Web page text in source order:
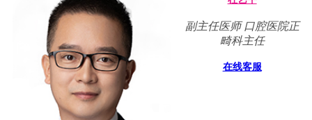
副主任医师 口腔医院正
畸科主任
在线客服